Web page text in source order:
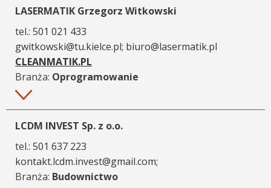
LASERMATIK Grzegorz Witkowski
tel.: 501 021 433
gwitkowski@tu.kielce.pl; biuro@lasermatik.pl
CLEANMATIK.PL
Branża: Oprogramowanie
Więcej
LCDM INVEST Sp. z o.o.
tel.: 501 637 223
kontakt.lcdm.invest@gmail.com;
Branża: Budownictwo